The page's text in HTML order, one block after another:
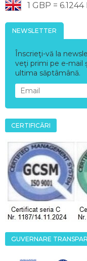
1 GBP = 6.1244
NEWSLETTER
Înscrieţi-vă la
veţi primi pe e-mail
ultima săptâmână.
CERTIFICĂRI
GUVERNARE